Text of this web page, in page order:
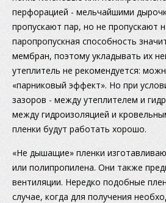
перфорацией - мельчайшими
пропускают пар, но не пропускают
паропропускная способность
мембран, поэтому укладывать их
утеплитель не рекомендуется:
«парниковый эффект». Но при
зазоров - между утеплителем и
между гидроизоляцией и
пленки будут работать хорошо.
«Не дышащие» пленки
или полипропилена. Они также
вентиляции. Нередко подобные
случае, когда для получения